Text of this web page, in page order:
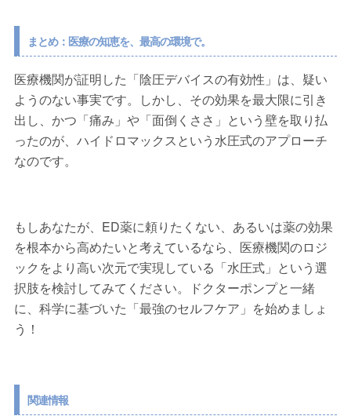
まとめ：医療の知恵を、最高の環境で。
医療機関が証明した「陰圧デバイスの有効性」は、疑い
ようのない事実です。しかし、その効果を最大限に引き
出し、かつ「痛み」や「面倒くささ」という壁を取り払
ったのが、ハイドロマックスという水圧式のアプローチ
なのです。
もしあなたが、ED薬に頼りたくない、あるいは薬の効果
を根本から高めたいと考えているなら、医療機関のロジ
ックをより高い次元で実現している「水圧式」という選
択肢を検討してみてください。ドクターポンプと一緒
に、科学に基づいた「最強のセルフケア」を始めましょ
う！
関連情報